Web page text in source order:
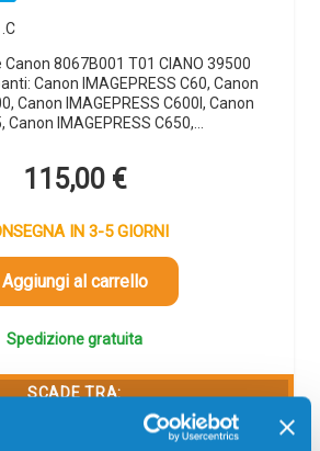
8067B001 T01 CIANO 39500
Canon IMAGEPRESS C60, Canon
Canon IMAGEPRESS C600I, Canon
Canon IMAGEPRESS C650,…
115,00 €
IN 3-5 GIORNI
Aggiungi al carrello
Spedizione gratuita
SCADE TRA:
49
sec